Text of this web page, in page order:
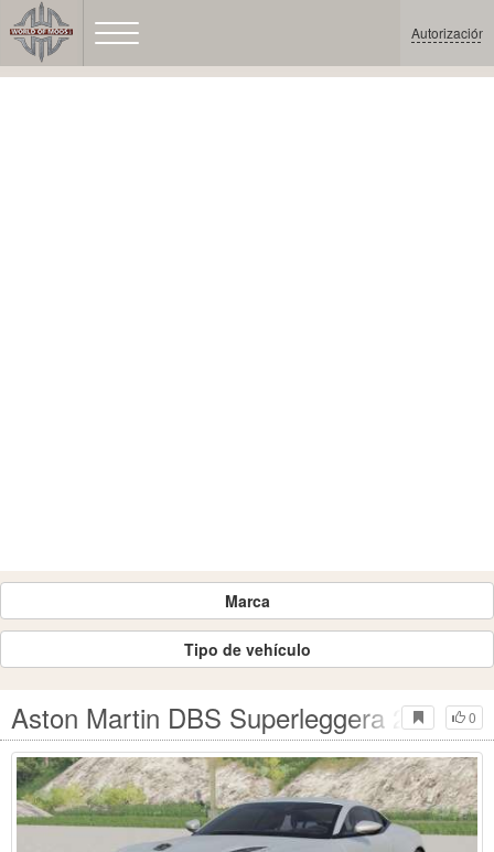
Autorización
Marca
Tipo de vehículo
0
Aston Martin DBS Superleggera 2018